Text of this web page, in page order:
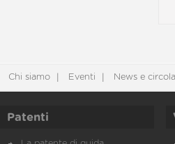
Chi siamo Eventi News e
Patenti